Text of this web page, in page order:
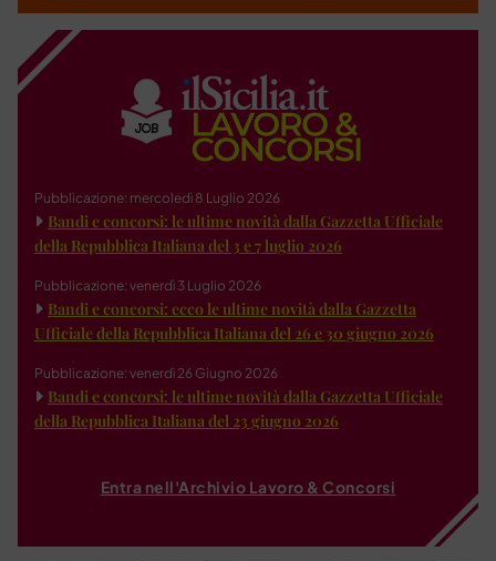
Pubblicazione: mercoledì 8 Luglio 2026
Bandi e concorsi: le ultime novità dalla Gazzetta Ufficiale
della Repubblica Italiana del 3 e 7 luglio 2026
Pubblicazione: venerdì 3 Luglio 2026
Bandi e concorsi: ecco le ultime novità dalla Gazzetta
Ufficiale della Repubblica Italiana del 26 e 30 giugno 2026
Pubblicazione: venerdì 26 Giugno 2026
Bandi e concorsi: le ultime novità dalla Gazzetta Ufficiale
della Repubblica Italiana del 23 giugno 2026
Entra nell'Archivio Lavoro & Concorsi